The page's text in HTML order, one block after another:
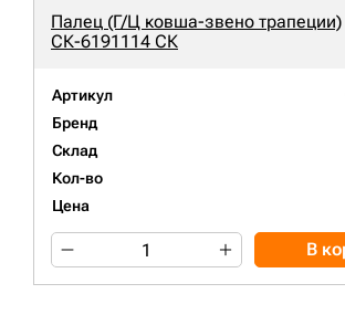
Палец (Г/Ц ковша-звено трапеции)
СК-6191114 СК
Артикул
Бренд
Склад
Кол-во
Цена
В